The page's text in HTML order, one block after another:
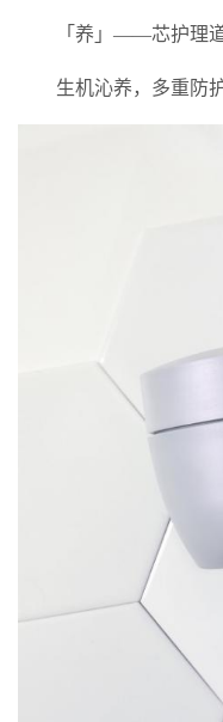
「养」——芯护理道
生机沁养，多重防